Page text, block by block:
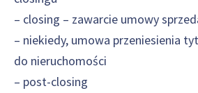
– closing – zawarcie umowy
– niekiedy, umowa przeniesienia
do nieruchomości
– post-closing